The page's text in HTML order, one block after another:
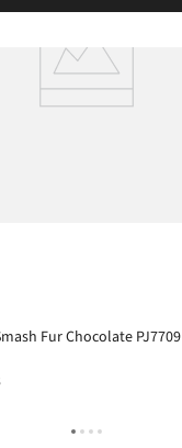
Fur Chocolate PJ7709